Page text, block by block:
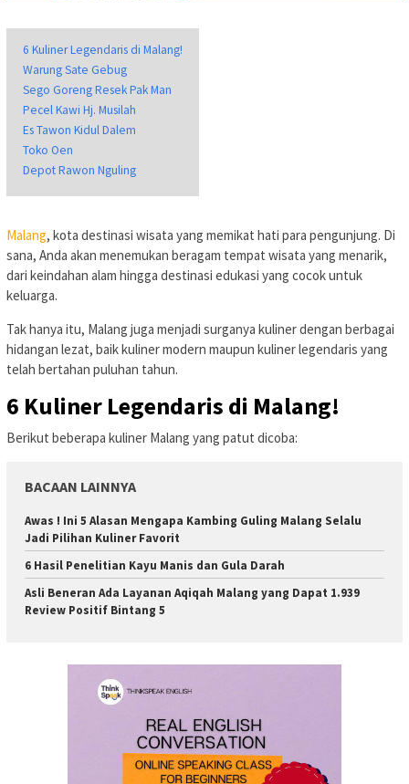
6 Kuliner Legendaris di Malang!
Warung Sate Gebug
Sego Goreng Resek Pak Man
Pecel Kawi Hj. Musilah
Es Tawon Kidul Dalem
Toko Oen
Depot Rawon Nguling
Malang, kota destinasi wisata yang memikat hati para pengunjung. Di
sana, Anda akan menemukan beragam tempat wisata yang menarik,
dari keindahan alam hingga destinasi edukasi yang cocok untuk
keluarga.
Tak hanya itu, Malang juga menjadi surganya kuliner dengan berbagai
hidangan lezat, baik kuliner modern maupun kuliner legendaris yang
telah bertahan puluhan tahun.
6 Kuliner Legendaris di Malang!
Berikut beberapa kuliner Malang yang patut dicoba:
BACAAN LAINNYA
Awas ! Ini 5 Alasan Mengapa Kambing Guling Malang Selalu
Jadi Pilihan Kuliner Favorit
6 Hasil Penelitian Kayu Manis dan Gula Darah
Asli Beneran Ada Layanan Aqiqah Malang yang Dapat 1.939
Review Positif Bintang 5